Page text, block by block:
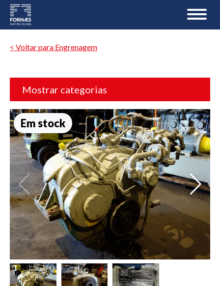
< Voltar para Engrenagem
Mostrar categorias
Em stock